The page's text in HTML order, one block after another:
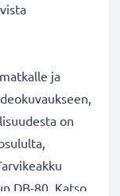
ja
on
DB-80. Katso